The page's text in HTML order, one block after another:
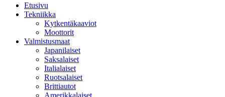
Etusivu
Tekniikka
Kytkentäkaaviot
Moottorit
Valmistusmaat
Japanilaiset
Saksalaiset
Italialaiset
Ruotsalaiset
Brittiautot
Amerikkalaiset